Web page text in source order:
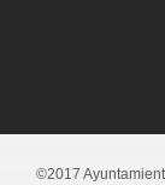
©2017